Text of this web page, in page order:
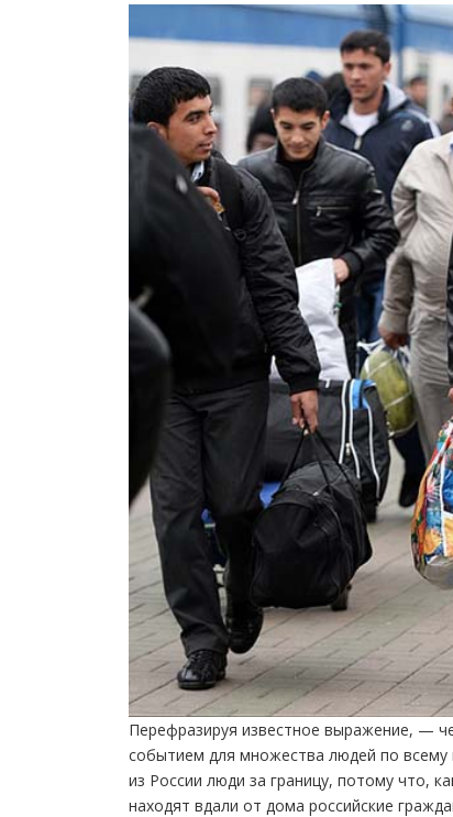
Перефразируя известное выражение, —
событием для множества людей по
из России люди за границу, потому что,
находят вдали от дома российские